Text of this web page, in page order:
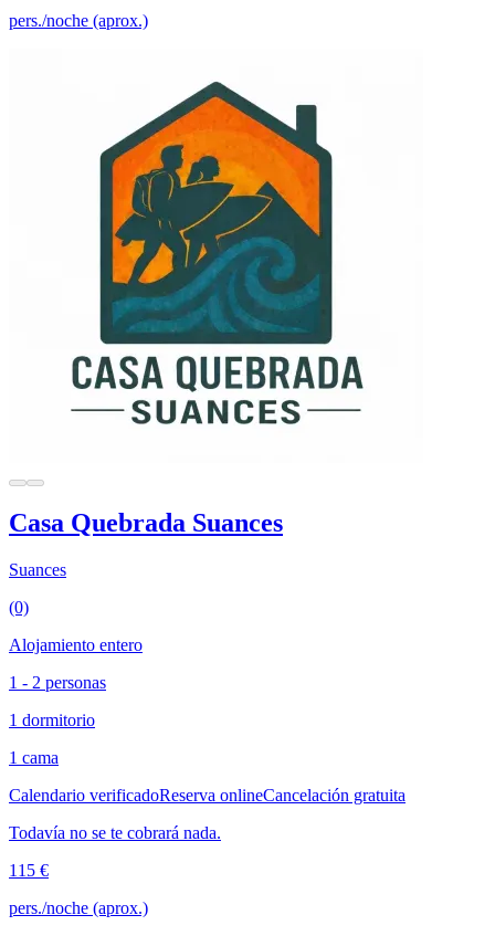
pers./noche (aprox.)
Casa Quebrada Suances
Suances
(0)
Alojamiento entero
1 - 2 personas
1 dormitorio
1 cama
Calendario verificadoReserva onlineCancelación gratuita
Todavía no se te cobrará nada.
115 €
pers./noche (aprox.)